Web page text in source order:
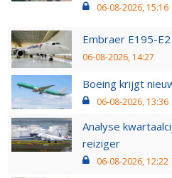
06-08-2026, 15:16
Embraer E195-
06-08-2026, 14:27
Boeing krijgt
06-08-2026, 13:36
Analyse
reiziger
06-08-2026, 12:22